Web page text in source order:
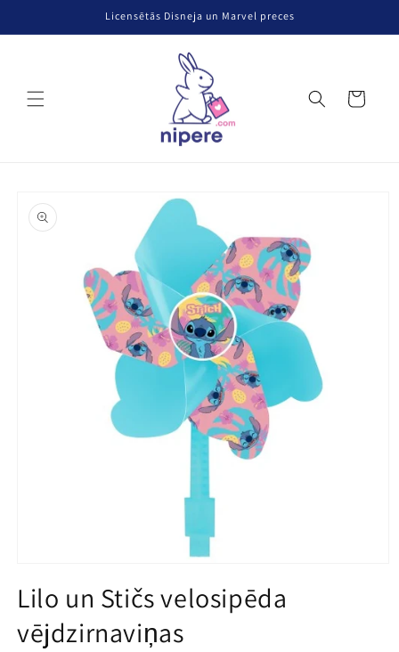
Licensētās Disneja un Marvel preces
Grozs
produkta
informāciju
modālā
režīmā
Lilo un Stičs velosipēda
vējdzirnaviņas